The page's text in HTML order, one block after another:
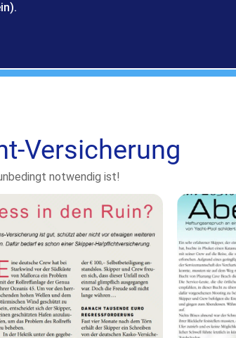
Versicherung​
notwendig ist!
Mehr Lesen